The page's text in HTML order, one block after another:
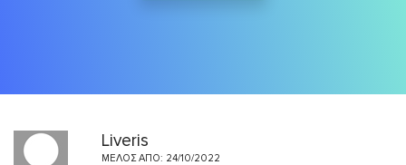
Liveris
ΜΈΛΟΣ ΑΠΌ: 24/10/2022